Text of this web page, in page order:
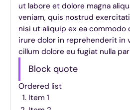
ut labore et dolore magna
veniam, quis nostrud
nisi ut aliquip ex ea commodo
irure dolor in reprehenderit in
cillum dolore eu fugiat nulla
Block quote
Ordered list
Item 1